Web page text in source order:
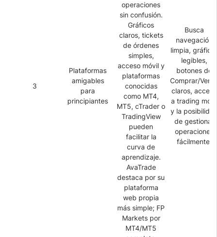
3
Plataformas
amigables
para
principiantes
operaciones
sin confusión.
Gráficos
claros, tickets
de órdenes
simples,
acceso móvil y
plataformas
conocidas
como MT4,
MT5, cTrader o
TradingView
pueden
facilitar la
curva de
aprendizaje.
AvaTrade
destaca por su
plataforma
web propia
más simple; FP
Markets por
MT4/MT5
Busca
navegación
limpia,
legibles,
botones de
Comprar/
claros, acceso
a trading
y la
de gestionar
operaciones
fácilmente.